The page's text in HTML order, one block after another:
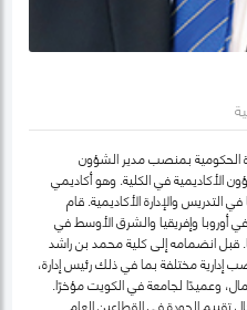
الحكومية بمنصب مدير الشؤون
الأكاديمية في الكلية. وهو أكاديمي
والإدارة الأكاديمية. قام
أوروبا وإفريقيا والشرق الأوسط في
قبل انضمامه إلى كلية محمد بن راشد
إدارية مختلفة بما في ذلك رئيس إدارة،
وعميدًا لجامعة في الكويت مؤخرًا.
الجودة في القطاعين العام